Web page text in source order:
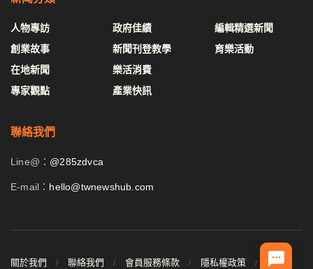
人物專訪
創業故事
在地新聞
專家觀點
政府佳績
新聞刊登教學
樂活消費
產業快訊
編輯精選新聞
育樂活動
聯絡我們
Line@： @285zdvca
E-mail： hello@twnewshub.com
關於我們 聯絡我們 會員服務條款 隱私權政策